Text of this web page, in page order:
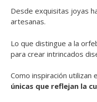
Desde exquisitas joyas
artesanas.
Lo que distingue a la
para crear intrincados
Como inspiración
únicas que reflejan la